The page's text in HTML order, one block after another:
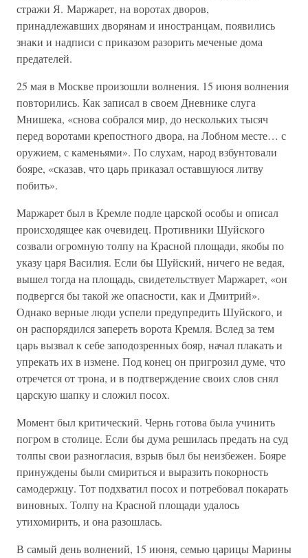
стражи Я. Маржарет, на воротах дворов,
принадлежавших дворянам и иностранцам, появились
знаки и надписи с приказом разорить меченые дома
предателей.
25 мая в Москве произошли волнения. 15 июня волнения
повторились. Как записал в своем Дневнике слуга
Мнишека, «снова собрался мир, до нескольких тысяч
перед воротами крепостного двора, на Лобном месте… с
оружием, с каменьями». По слухам, народ взбунтовали
бояре, «сказав, что царь приказал оставшуюся литву
побить».
Маржарет был в Кремле подле царской особы и описал
происходящее как очевидец. Противники Шуйского
созвали огромную толпу на Красной площади, якобы по
указу царя Василия. Если бы Шуйский, ничего не ведая,
вышел тогда на площадь, свидетельствует Маржарет, «он
подвергся бы такой же опасности, как и Дмитрий».
Однако верные люди успели предупредить Шуйского, и
он распорядился запереть ворота Кремля. Вслед за тем
царь вызвал к себе заподозренных бояр, начал плакать и
упрекать их в измене. Под конец он пригрозил думе, что
отречется от трона, и в подтверждение своих слов снял
царскую шапку и сложил посох.
Момент был критический. Чернь готова была учинить
погром в столице. Если бы дума решилась предать на суд
толпы свои разногласия, взрыв был бы неизбежен. Бояре
принуждены были смириться и выразить покорность
самодержцу. Тот подхватил посох и потребовал покарать
виновных. Толпу на Красной площади удалось
утихомирить, и она разошлась.
В самый день волнений, 15 июня, семью царицы Марины